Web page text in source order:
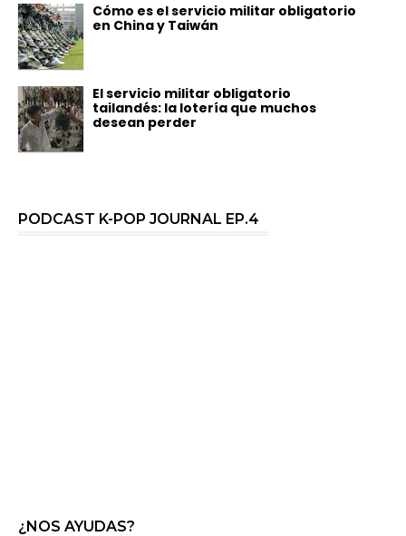
Cómo es el servicio militar obligatorio
en China y Taiwán
El servicio militar obligatorio
tailandés: la lotería que muchos
desean perder
PODCAST K-POP JOURNAL EP.4
¿NOS AYUDAS?